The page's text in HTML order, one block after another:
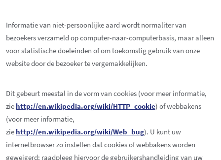
Informatie van niet-persoonlijke aard wordt normaliter van
bezoekers verzameld op computer-naar-computerbasis, maar alleen
voor statistische doeleinden of om toekomstig gebruik van onze
website door de bezoeker te vergemakkelijken.
Dit gebeurt meestal in de vorm van cookies (voor meer informatie,
zie http://en.wikipedia.org/wiki/HTTP_cookie) of webbakens
(voor meer informatie,
zie http://en.wikipedia.org/wiki/Web_bug). U kunt uw
internetbrowser zo instellen dat cookies of webbakens worden
geweigerd; raadpleeg hiervoor de gebruikershandleiding van uw